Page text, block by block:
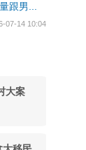
跟男...
07-14 10:04
大案